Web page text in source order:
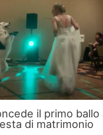
il primo ballo
di matrimonio